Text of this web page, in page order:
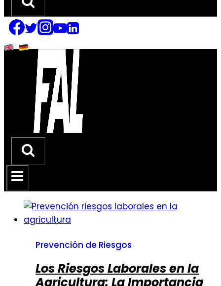
Prevención de Riesgos
Los Riesgos Laborales en la
Agricultura: La Importancia